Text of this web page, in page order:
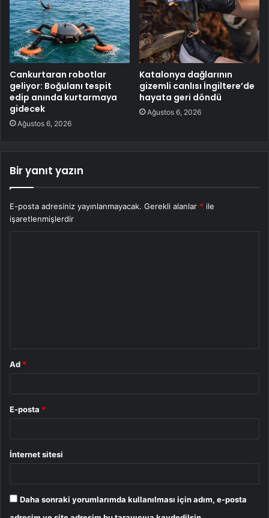
Cankurtaran robotlar
geliyor: Boğulanı tespit
edip anında kurtarmaya
gidecek
Ağustos 6, 2026
Katalonya dağlarının
gizemli canlısı İngiltere’de
hayata geri döndü
Ağustos 6, 2026
Bir yanıt yazın
E-posta adresiniz yayınlanmayacak. Gerekli alanlar * ile
işaretlenmişlerdir
Ad *
E-posta *
İnternet sitesi
Daha sonraki yorumlarımda kullanılması için adım, e-posta